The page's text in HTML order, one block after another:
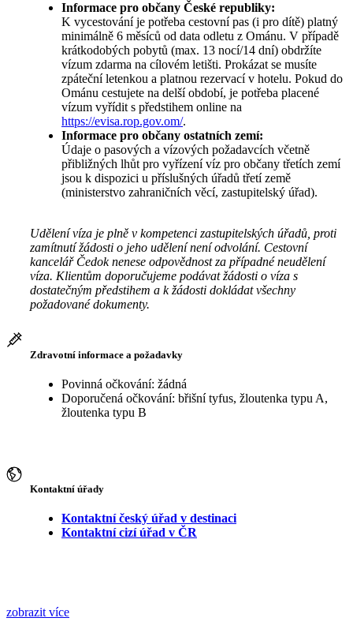
Informace pro občany České republiky:
K vycestování je potřeba cestovní pas (i pro dítě) platný
minimálně 6 měsíců od data odletu z Ománu. V případě
krátkodobých pobytů (max. 13 nocí/14 dní) obdržíte
vízum zdarma na cílovém letišti. Prokázat se musíte
zpáteční letenkou a platnou rezervací v hotelu. Pokud do
Ománu cestujete na delší období, je potřeba placené
vízum vyřídit s předstihem online na
https://evisa.rop.gov.om/.
Informace pro občany ostatních zemí:
Údaje o pasových a vízových požadavcích včetně
přibližných lhůt pro vyřízení víz pro občany třetích zemí
jsou k dispozici u příslušných úřadů třetí země
(ministerstvo zahraničních věcí, zastupitelský úřad).
Udělení víza je plně v kompetenci zastupitelských úřadů, proti
zamítnutí žádosti o jeho udělení není odvolání. Cestovní
kancelář Čedok nenese odpovědnost za případné neudělení
víza. Klientům doporučujeme podávat žádosti o víza s
dostatečným předstihem a k žádosti dokládat všechny
požadované dokumenty.
Zdravotní informace a požadavky
Povinná očkování: žádná
Doporučená očkování: břišní tyfus, žloutenka typu A,
žloutenka typu B
Kontaktní úřady
Kontaktní český úřad v destinaci
Kontaktní cizí úřad v ČR
zobrazit více